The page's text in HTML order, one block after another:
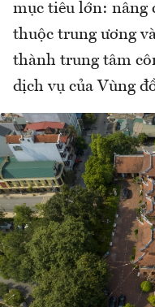
mục tiêu lớn: nâng
thuộc trung ương
thành trung tâm
dịch vụ của Vùng